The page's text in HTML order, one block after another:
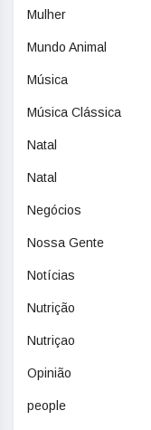
Mulher
Mundo Animal
Música
Música Clássica
Natal
Natal
Negócios
Nossa Gente
Notícias
Nutrição
Nutriçao
Opinião
people